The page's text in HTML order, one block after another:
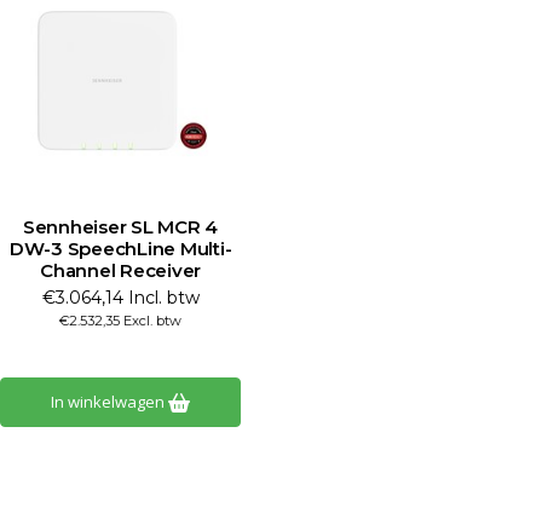
Sennheiser SL MCR 4
DW-3 SpeechLine Multi-
Channel Receiver
€3.064,14 Incl. btw
€2.532,35 Excl. btw
In winkelwagen